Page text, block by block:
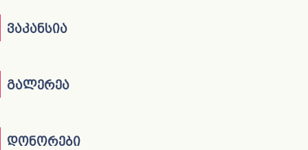
ვაკანსია
გალერეა
დონორები